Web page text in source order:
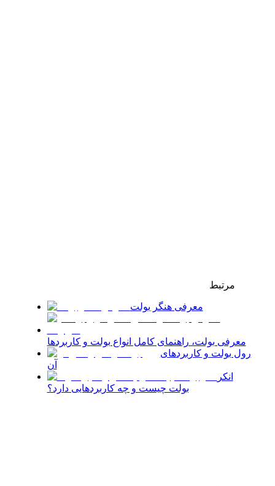
مرتبط
معرفی هنگر بولت
معرفی بولت، راهنمای کامل انواع بولت و کاربردها
رول بولت و کاربردهای
آن
انکر
بولت چیست و چه کاربردهایی دارد؟